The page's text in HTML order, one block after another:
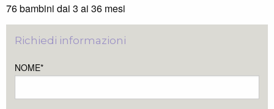
76 bambini dai 3 ai 36 mesi
Richiedi informazioni
NOME*